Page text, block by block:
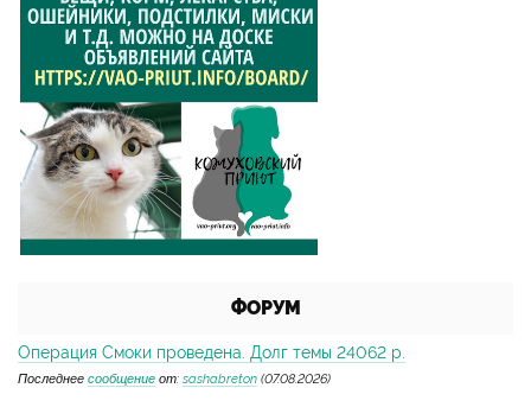
ФОРУМ
Операция Смоки проведена. Долг темы 24062 р.
Последнее сообщение от: sashabreton (07.08.2026)